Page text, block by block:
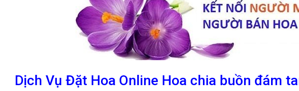
Dịch Vụ Đặt Hoa Online Hoa chia buồn đám